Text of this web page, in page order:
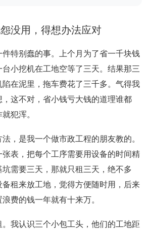
没用，得想办法应对
特别蠢的事。上个月为了省一千块钱
小挖机在工地空等了三天。结果那三
在泥里，拖车费花了三千多。气得我
这不对，省小钱亏大钱的道理谁都
犯浑。
，是我一个做市政工程的朋友教的。
表，把每个工序需要用设备的时间精
需要三天，那就只租三天，绝不多
租来放工地，觉得方便随时用，后来
费的钱一年就有十来万。
我认识三个小包工头，他们的工地距